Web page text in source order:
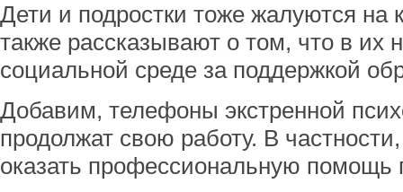
Дети и подростки тоже жалуются на
также рассказывают о том, что в их
социальной среде за поддержкой
Добавим, телефоны экстренной
продолжат свою работу. В
оказать профессиональную